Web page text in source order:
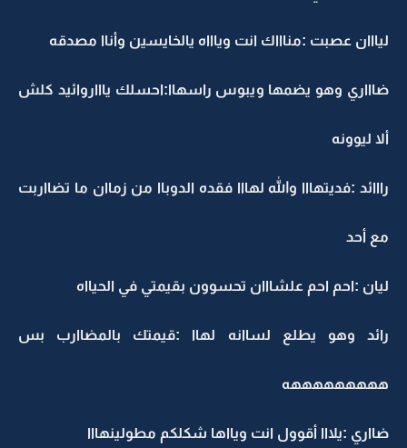
ليااان عصبت :مناااك انت وياااه يالخايسين وأناا مصدقه
ضاااري وهو يضمها ويبوس راسهاا:احسلك ياااروائيد كلش
ألا ليوونه
رااائد :فديتهااا والله لهااا فقده الدوباا من زماان ما تضااربت
مع أحد
ليان :احم احم علشااان تحسوون بقيمتي في الحيااه
رائد وهو يطلع لساانه لهاا :قيمتك بالمضاارب بس
هههههههههه
ضااري :يلااا أقوول انت ويااها شكلكم مطولينهااا